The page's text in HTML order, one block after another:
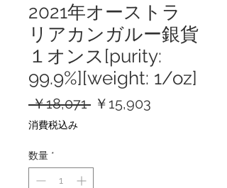
2021年オーストラ
リアカンガルー銀貨
１オンス[purity:
99.9%][weight: 1/oz]
￥18,071 通￥15,903
消費税込み
数量 *